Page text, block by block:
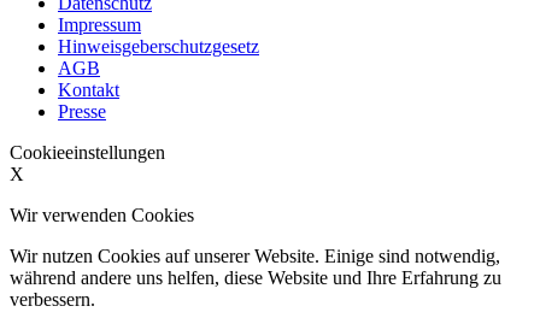
Impressum
Hinweisgeberschutzgesetz
AGB
Kontakt
Presse
Cookieeinstellungen
X
Wir verwenden Cookies
Wir nutzen Cookies auf unserer Website. Einige sind notwendig,
während andere uns helfen, diese Website und Ihre Erfahrung zu
verbessern.